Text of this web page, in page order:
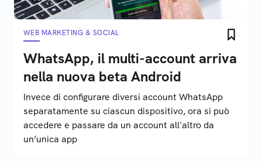
WEB MARKETING & SOCIAL
WhatsApp, il multi-account arriva
nella nuova beta Android
Invece di configurare diversi account WhatsApp
separatamente su ciascun dispositivo, ora si può
accedere e passare da un account all'altro da
un’unica app